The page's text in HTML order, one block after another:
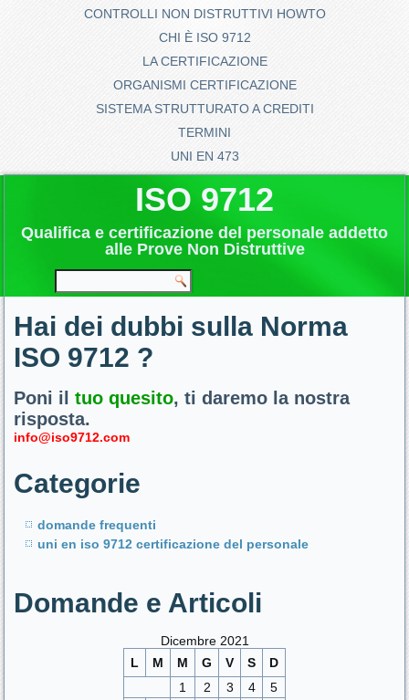
CONTROLLI NON DISTRUTTIVI HOWTO
CHI È ISO 9712
LA CERTIFICAZIONE
ORGANISMI CERTIFICAZIONE
SISTEMA STRUTTURATO A CREDITI
TERMINI
UNI EN 473
ISO 9712
Qualifica e certificazione del personale addetto
alle Prove Non Distruttive
Hai dei dubbi sulla Norma
ISO 9712 ?
Poni iltuo quesito, ti daremo la nostra
risposta.
info@iso9712.com
Categorie
domande frequenti
uni en iso 9712 certificazione del personale
Domande e Articoli
Dicembre 2021
L
M M G V S
D
1
2 3 4
5